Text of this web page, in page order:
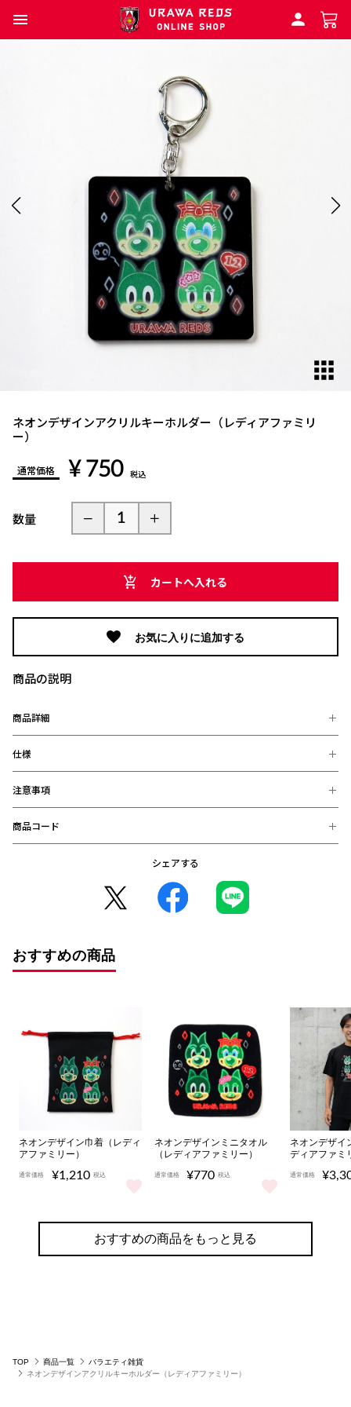
ネオンデザインアクリルキーホルダー（レディアファミリ
ー）
通常価格 ¥ 750 税込
数量
カートへ入れる
お気に入りに追加する
商品の説明
商品詳細
黒いアクリル板を使用し、ネオンの柄をさらに際立たせます。ネ
オンデザインにぴったりの一品です。
仕様
【素材】
アクリル
【サイズ】
注意事項
※お届け後の、お客様都合による、返品、交換は出来ません。ご注意く
ださい。
メーカー・機種・画面設定等により、実際の商品の色と異なって見える
※デザインなどの仕様が予告なく変更になることがございます。
○コンビニ決済をご利用のお客様へ○
自動的にキャンセルとなりますので、十分にご注意下さい。
※2020年12月1日から、振り込み期限が7日から3日に短縮となりまし
商品コード
シェアする
おすすめの商品
ネオンデザイン巾着（レディ
アファミリー）
通常価格 ¥1,210 税込
ネオンデザイン巾着（レディアファミリー） をもっと見る
ネオンデザインミニタオル
（レディアファミリー）
通常価格 ¥770 税込
ネオンデザインミニタオル（レデ
ネオンデザイ
ディアファミ
通常価格
おすすめの商品をもっと見る
TOP 商品一覧
バラエティ雑貨
ネオンデザインアクリルキーホルダー（レディアファミリー）